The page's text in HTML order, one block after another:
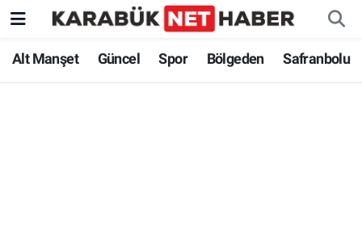
Alt Manşet Güncel Spor Bölgeden Safranbolu